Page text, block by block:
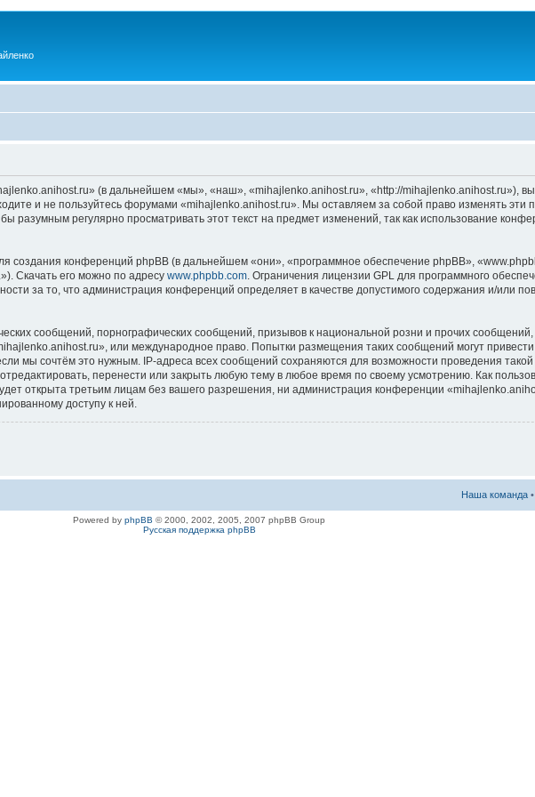
(в дальнейшем «мы», «наш», «mihajlenko.anihost.ru», «http://mihajlenko.anihost.ru»), вы
и не пользуйтесь форумами «mihajlenko.anihost.ru». Мы оставляем за собой право изменять эти
разумным регулярно просматривать этот текст на предмет изменений, так как использование
конференций phpBB (в дальнейшем «они», «программное обеспечение phpBB»,
Скачать его можно по адресу www.phpbb.com . Ограничения лицензии GPL для программного
за то, что администрация конференций определяет в качестве допустимого содержания и/или
сообщений, порнографических сообщений, призывов к национальной розни и прочих
или международное право. Попытки размещения таких сообщений могут
мы сочтём это нужным. IP-адреса всех сообщений сохраняются для возможности проведения
перенести или закрыть любую тему в любое время по своему усмотрению. Как
открыта третьим лицам без вашего разрешения, ни администрация конференции
доступу к ней.
Наша команда •
Powered by phpBB © 2000, 2002, 2005, 2007 phpBB Group
Русская поддержка phpBB